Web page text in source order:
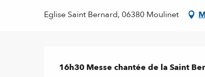
Eglise Saint Bernard, 06380 Moulinet
Description
16h30 Messe chantée de la Saint